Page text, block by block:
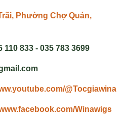
Phường Chợ Quán,
833 - 035 783 3699
@Tocgiawina
Winawigs